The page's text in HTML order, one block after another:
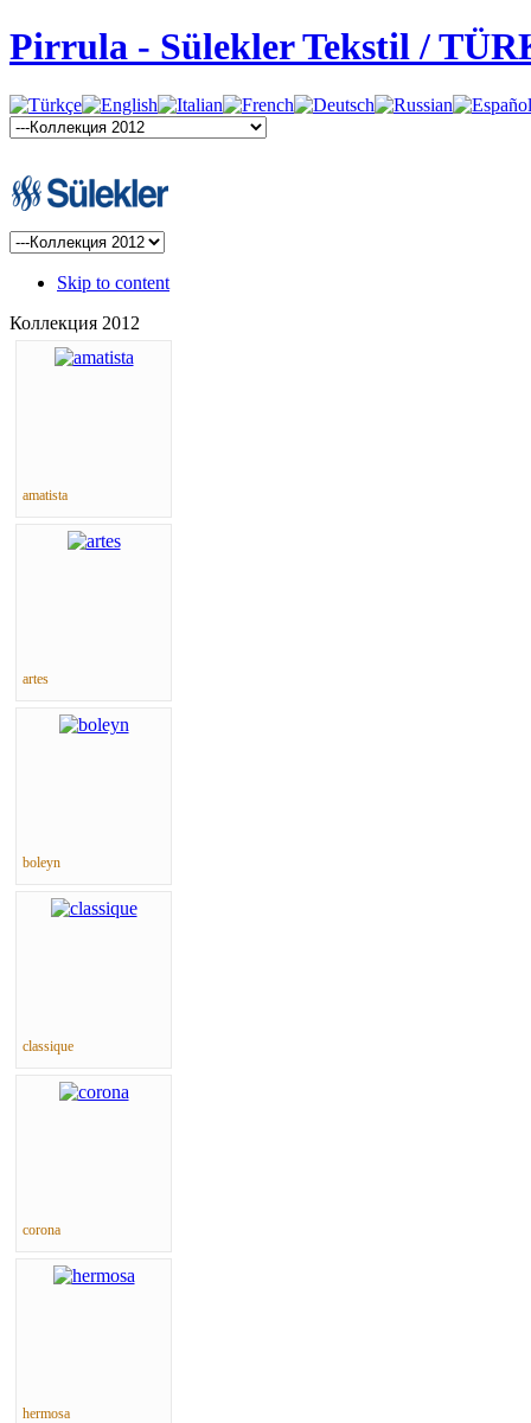
Pirrula - Sülekler Tekstil /
Skip to content
Коллекция 2012
amatista
artes
boleyn
classique
corona
hermosa